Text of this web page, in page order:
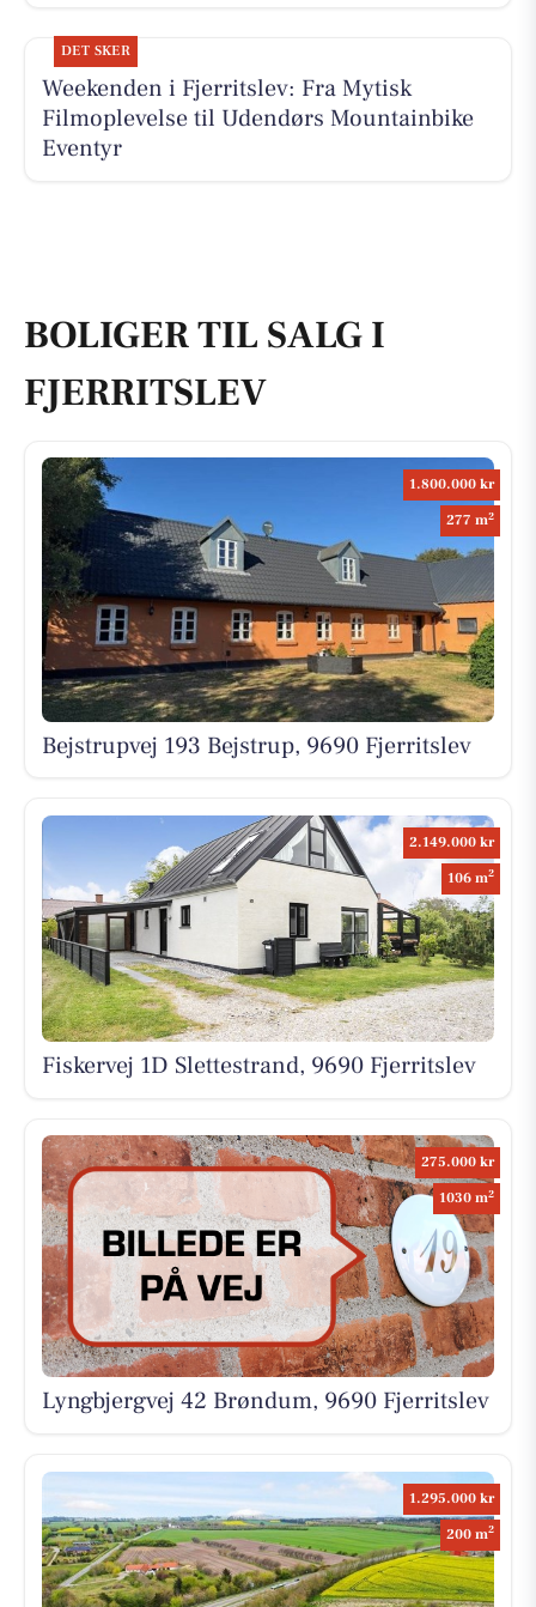
DET SKER
Weekenden i Fjerritslev: Fra Mytisk
Filmoplevelse til Udendørs Mountainbike
Eventyr
BOLIGER TIL SALG I
FJERRITSLEV
1.800.000 kr
277 m2
Bejstrupvej 193 Bejstrup, 9690 Fjerritslev
2.149.000 kr
106 m2
Fiskervej 1D Slettestrand, 9690 Fjerritslev
275.000 kr
1030 m2
Lyngbjergvej 42 Brøndum, 9690 Fjerritslev
1.295.000 kr
200 m2